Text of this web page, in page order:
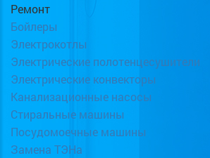
Ремонт
Бойлеры
Электрокотлы
Электрические полотенцесушители
Электрические конвекторы
Канализационные насосы
Стиральные машины
Посудомоечные машины
Замена ТЭНа